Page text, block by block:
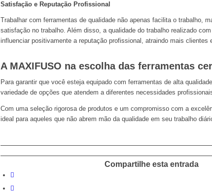
Satisfação e Reputação Profissional
Trabalhar com ferramentas de qualidade não apenas facilita o trabalho,
satisfação no trabalho. Além disso, a qualidade do trabalho realizado
influenciar positivamente a reputação profissional, atraindo mais clientes
A MAXIFUSO na escolha das ferramentas
Para garantir que você esteja equipado com ferramentas de alta
variedade de opções que atendem a diferentes necessidades
Com uma seleção rigorosa de produtos e um compromisso com a
ideal para aqueles que não abrem mão da qualidade em seu trabalho
Compartilhe esta entrada